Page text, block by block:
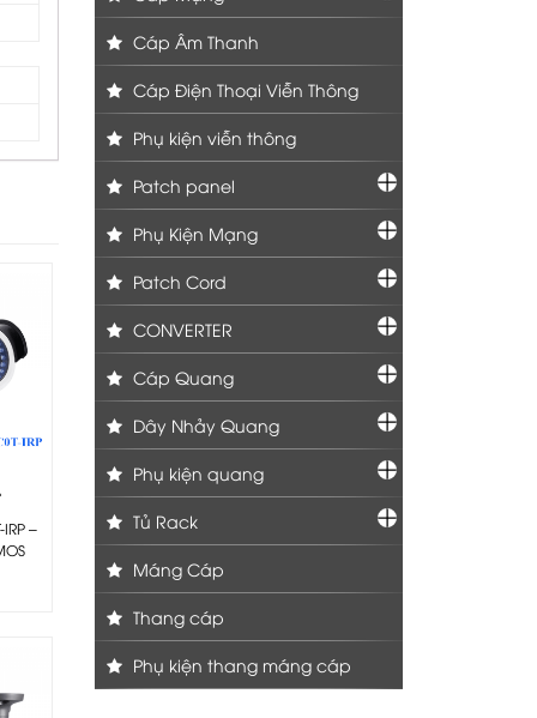
–
Cáp Âm Thanh
Cáp Điện Thoại Viễn Thông
Phụ kiện viễn thông
Patch panel
Phụ Kiện Mạng
Patch Cord
CONVERTER
Cáp Quang
Dây Nhảy Quang
Phụ kiện quang
Tủ Rack
Máng Cáp
Thang cáp
Phụ kiện thang máng cáp